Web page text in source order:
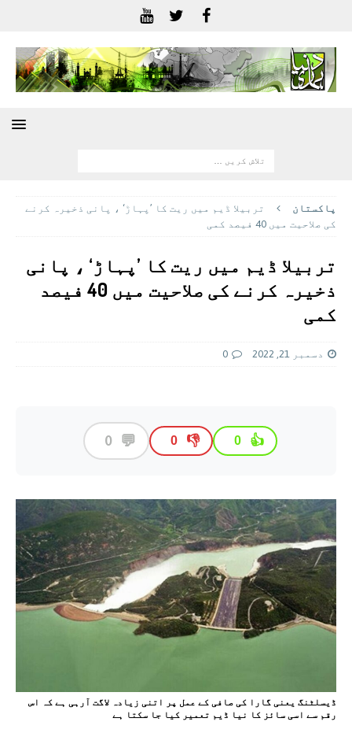
پاکستان
تربیلا ڈیم میں ریت کا ’پہاڑ‘ ، پانی ذخیرہ کرنے
کی صلاحیت میں 40 فیصد کمی
تربیلا ڈیم میں ریت کا ’پہاڑ‘ ، پانی
ذخیرہ کرنے کی صلاحیت میں 40 فیصد
کمی
دسمبر 21, 2022 0
👍
0
👎
0
💬
0
ڈیسلٹنگ یعنی گارا کی صافی کے عمل پر اتنی زیادہ لاگت آرہی ہے کہ اس
رقم سے اسی سائز کا نیا ڈیم تعمیر کیا جا سکتا ہے